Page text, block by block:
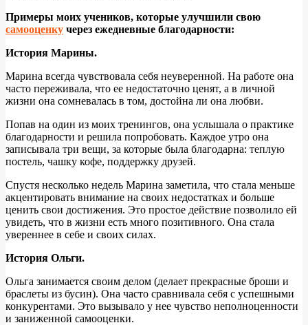
Примеры моих учеников, которые улучшили свою
самооценку через ежедневные благодарности:
История Марины.
Марина всегда чувствовала себя неуверенной. На работе она
часто переживала, что ее недостаточно ценят, а в личной
жизни она сомневалась в том, достойна ли она любви.
Попав на один из моих тренингов, она услышала о практике
благодарности и решила попробовать. Каждое утро она
записывала три вещи, за которые была благодарна: теплую
постель, чашку кофе, поддержку друзей.
Спустя несколько недель Марина заметила, что стала меньше
акцентировать внимание на своих недостатках и больше
ценить свои достижения. Это простое действие позволило ей
увидеть, что в жизни есть много позитивного. Она стала
увереннее в себе и своих силах.
История Ольги.
Ольга занимается своим делом (делает прекрасные броши и
браслеты из бусин). Она часто сравнивала себя с успешными
конкурентами. Это вызывало у нее чувство неполноценности
и заниженной самооценки.